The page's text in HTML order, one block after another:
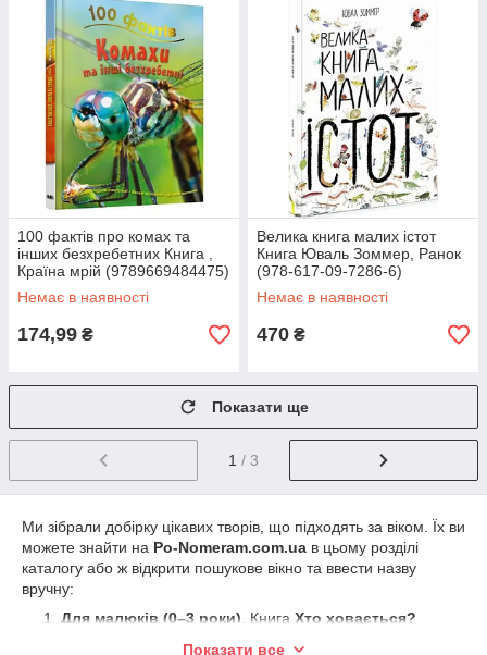
100 фактів про комах та
інших безхребетних Книга ,
Країна мрій (9789669484475)
Немає в наявності
174,99 ₴
Велика книга малих істот
Книга Юваль Зоммер, Ранок
(978-617-09-7286-6)
Немає в наявності
470 ₴
Показати ще
1 / 3
Ми зібрали добірку цікавих творів, що підходять за віком. Їх ви
можете знайти на Po-Nomeram.com.ua в цьому розділі
каталогу або ж відкрити пошукове вікно та ввести назву
вручну:
Для малюків (0–3 роки) . Книга Хто ховається?
Показати все